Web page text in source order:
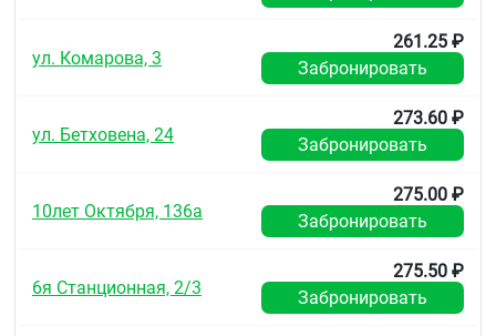
ул. Комарова, 3
261.25 ₽
Забронировать
ул. Бетховена, 24
273.60 ₽
Забронировать
10лет Октября, 136а
275.00 ₽
Забронировать
6я Станционная, 2/3
275.50 ₽
Забронировать